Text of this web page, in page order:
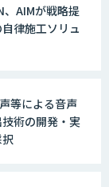
、AIMが戦略提
律施工ソリュ
等による音声
術の開発・実